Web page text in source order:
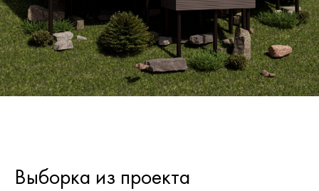
Выборка из проекта